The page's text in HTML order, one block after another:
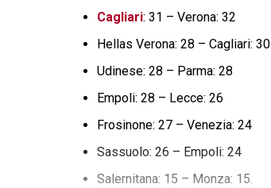
Cagliari: 31 – Verona: 32
Hellas Verona: 28 – Cagliari: 30
Udinese: 28 – Parma: 28
Empoli: 28 – Lecce: 26
Frosinone: 27 – Venezia: 24
Sassuolo: 26 – Empoli: 24
Salernitana: 15 – Monza: 15.